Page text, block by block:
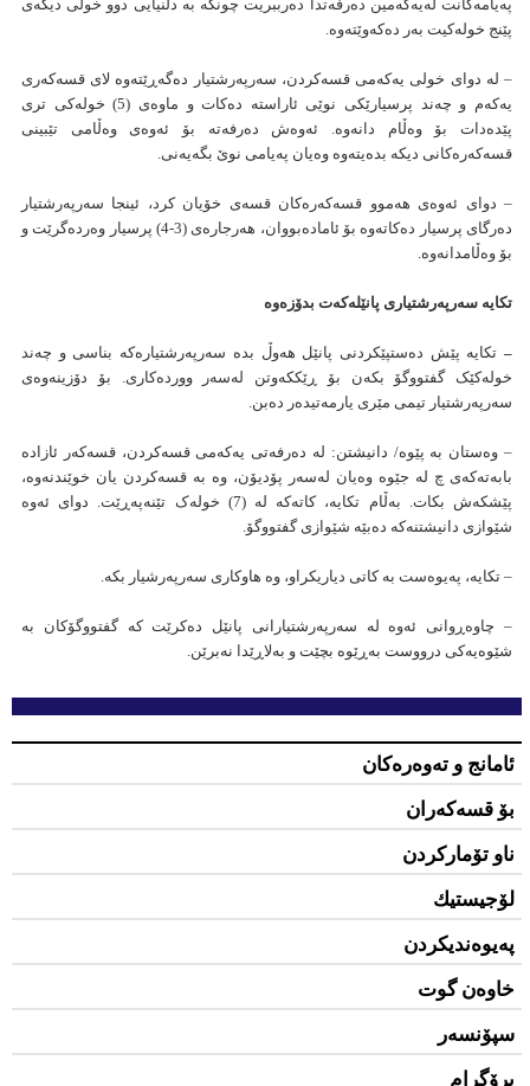
پەیامەكانت لەیەكەمین دەرفەتدا دەرببریت چونکە بە دڵنیایی دوو خولی دیكەی
پێنج خولەكیت بەر دەكەوێتەوە.
– لە دوای خولی یەکەمی قسەکردن، سەرپەرشتیار دەگەڕێتەوە لای قسەکەری
یەکەم و چەند پرسیارێکی نوێی ئاراستە دەکات و ماوەی (5) خولەکی تری
پێدەدات بۆ وەڵام دانەوە. ئەوەش دەرفەتە بۆ ئەوەی وەڵامی تێبینی
قسەكەرەكانی دیكە بدەیتەوە وەیان پەیامی نوێ بگەیەنی.
– دوای ئەوەی هەموو قسەکەرەکان قسەی خۆیان کرد، ئینجا سەرپەرشتیار
دەرگای پرسیار دەکاتەوە بۆ ئامادەبووان، هەرجارەی (3-4) پرسیار وەردەگرێت و
بۆ وەڵامدانەوە.
تکایە سەرپەرشتیاری پانێلەكەت بدۆزەوە
– تکایە پێش دەستپێکردنی پانێل هەوڵ بدە سەرپەرشتیارەکە بناسی و چەند
خولەکێک گفتووگۆ بکەن بۆ ڕێککەوتن لەسەر ووردەکاری. بۆ دۆزینەوەی
سەرپەرشتیار تیمی مێری یارمەتیدەر دەبن.
– وەستان بە پێوە/ دانیشتن: لە دەرفەتی یەکەمی قسەکردن، قسەکەر ئازادە
بابەتەکەی چ لە جێوە وەیان لەسەر پۆدیۆن، وە بە قسەکردن یان خوێندنەوە،
پێشکەش بکات. بەڵام تکایە، کاتەکە لە (7) خولەک تێنەپەڕێت. دوای ئەوە
شێوازی دانیشتنەکە دەبێە شێوازی گفتووگۆ.
– تکایە، پەیوەست بە کاتی دیاریکراو، وە هاوکاری سەرپەرشیار بکە.
– چاوەڕوانی ئەوە لە سەرپەرشتیارانی پانێل دەکرێت کە گفتووگۆکان بە
شێوەیەکی درووست بەڕێوە بچێت و بەلاڕێدا نەبرێن.
ئامانج و تەوەرەکان
بۆ قسەكەران
ناو تۆمارکردن
لۆجیستیك
پەیوەندیکردن
خاوەن گوت
سپۆنسەر
پرۆگرام